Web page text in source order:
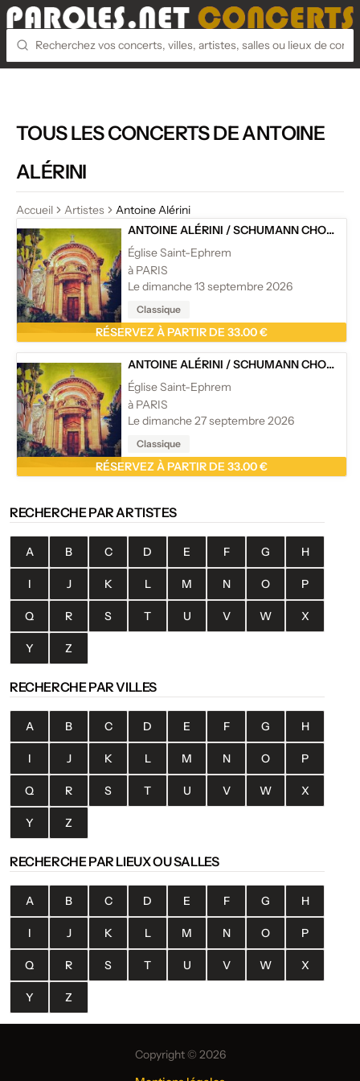
TOUS LES CONCERTS DE ANTOINE
ALÉRINI
Accueil Artistes
Antoine Alérini
ANTOINE ALÉRINI /SCHUMANN CHOPIN
Église Saint-Ephrem
à PARIS
Le dimanche 13 septembre 2026
Classique
RÉSERVEZ À PARTIR DE 33.00 €
ANTOINE ALÉRINI /SCHUMANN CHOPIN
Église Saint-Ephrem
à PARIS
Le dimanche 27 septembre 2026
Classique
RÉSERVEZ À PARTIR DE 33.00 €
RECHERCHE PAR ARTISTES
A B C D E F G H
I J K L M N O P
Q R S T U V W X
Y Z
RECHERCHE PAR VILLES
A B C D E F G H
I J K L M N O P
Q R S T U V W X
Y Z
RECHERCHE PAR LIEUX OU SALLES
A B C D E F G H
I J K L M N O P
Q R S T U V W X
Y Z
Copyright © 2026